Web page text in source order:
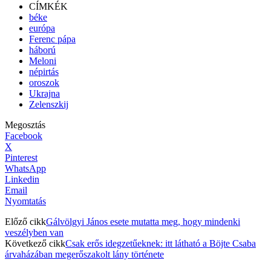
CÍMKÉK
béke
európa
Ferenc pápa
háború
Meloni
népirtás
oroszok
Ukrajna
Zelenszkij
Megosztás
Facebook
X
Pinterest
WhatsApp
Linkedin
Email
Nyomtatás
Előző cikkGálvölgyi János esete mutatta meg, hogy mindenki
veszélyben van
Következő cikkCsak erős idegzetűeknek: itt látható a Böjte Csaba
árvaházában megerőszakolt lány története